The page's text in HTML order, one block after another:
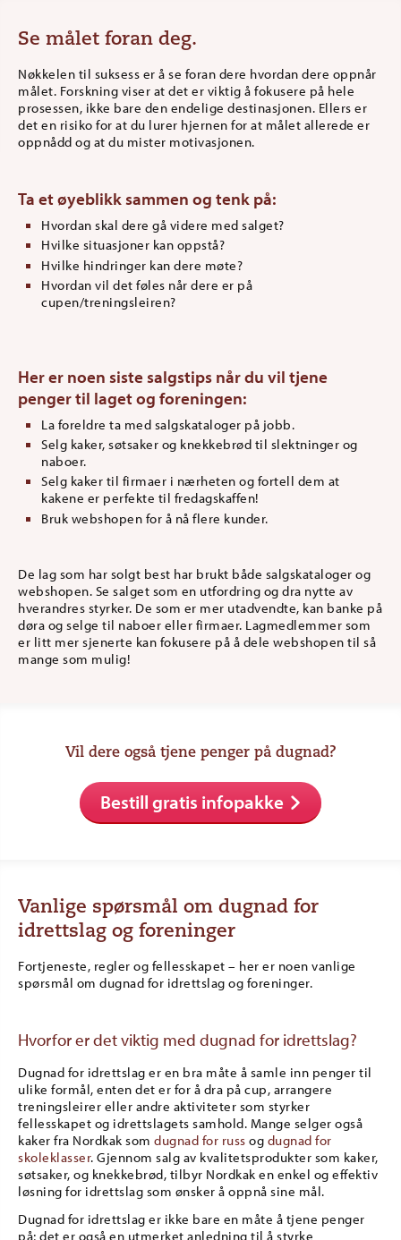
Se målet foran deg.
Nøkkelen til suksess er å se foran dere hvordan dere oppnår
målet. Forskning viser at det er viktig å fokusere på hele
prosessen, ikke bare den endelige destinasjonen. Ellers er
det en risiko for at du lurer hjernen for at målet allerede er
oppnådd og at du mister motivasjonen.
Ta et øyeblikk sammen og tenk på:
Hvordan skal dere gå videre med salget?
Hvilke situasjoner kan oppstå?
Hvilke hindringer kan dere møte?
Hvordan vil det føles når dere er på
cupen/treningsleiren?
Her er noen siste salgstips når du vil tjene
penger til laget og foreningen:
La foreldre ta med salgskataloger på jobb.
Selg kaker, søtsaker og knekkebrød til slektninger og
naboer.
Selg kaker til firmaer i nærheten og fortell dem at
kakene er perfekte til fredagskaffen!
Bruk webshopen for å nå flere kunder.
De lag som har solgt best har brukt både salgskataloger og
webshopen. Se salget som en utfordring og dra nytte av
hverandres styrker. De som er mer utadvendte, kan banke på
døra og selge til naboer eller firmaer. Lagmedlemmer som
er litt mer sjenerte kan fokusere på å dele webshopen til så
mange som mulig!
Vil dere også tjene penger på dugnad?
Bestill gratis infopakke
Vanlige spørsmål om dugnad for
idrettslag og foreninger
Fortjeneste, regler og fellesskapet – her er noen vanlige
spørsmål om dugnad for idrettslag og foreninger.
Hvorfor er det viktig med dugnad for idrettslag?
Dugnad for idrettslag er en bra måte å samle inn penger til
ulike formål, enten det er for å dra på cup, arrangere
treningsleirer eller andre aktiviteter som styrker
fellesskapet og idrettslagets samhold. Mange selger også
kaker fra Nordkak som dugnad for russ og dugnad for
skoleklasser. Gjennom salg av kvalitetsprodukter som kaker,
søtsaker, og knekkebrød, tilbyr Nordkak en enkel og effektiv
løsning for idrettslag som ønsker å oppnå sine mål.
Dugnad for idrettslag er ikke bare en måte å tjene penger
på; det er også en utmerket anledning til å styrke